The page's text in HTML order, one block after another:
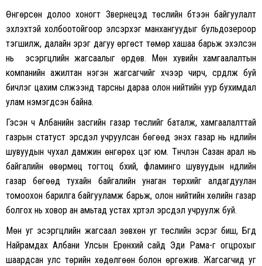
Өнгөрсөн долоо хоногт Звернецэд төслийн бүтээн байгуулалт
эхлэхтэй холбоотойгоор элсэрхэг манхангуудыг бульдозероор
тэгшилж, далайн эрэг дагуу өргөст төмөр хашаа барьж эхэлсэн
нь эсэргүүцлийн жагсаалыг өрдөв. Мөн хувийн хамгаалалтын
компанийн ажилтан нэгэн жагсагчийг хүчээр чирч, сүрдүүлж буй
бичлэг цахим сүлжээнд тарсны дараа олон нийтийн уур бухимдал
улам нэмэгдсэн байна.
Гэсэн ч Албанийн засгийн газар төслийг баталж, хамгаалалттай
газрын статуст эрсдэл учруулсан бөгөөд энэхүү газар нь нүүдлийн
шувуудын чухал дамжин өнгөрөх цэг юм. Түүнчлэн Сазан арал нь
байгалийн өвөрмөц тогтоц бүхий, фламинго шувуудын нүүдлийн
газар бөгөөд тухайн байгалийн унаган төрхийг алдагдуулан
томоохон барилга байгуулaмж барьж, олон нийтийн хөлийн газар
болгох нь ховор ан амьтад устах хүртэл эрсдэл учруулж буй.
Мөн уг эсэргүүцлийн жагсаал зөвхөн уг төслийн эсрэг биш, Бүгд
Найрамдах Албани Улсын Ерөнхий сайд Эди Рама-г огцрохыг
шаардсан улс төрийн хөдөлгөөн болон өргөжив. Жагсагчид уг